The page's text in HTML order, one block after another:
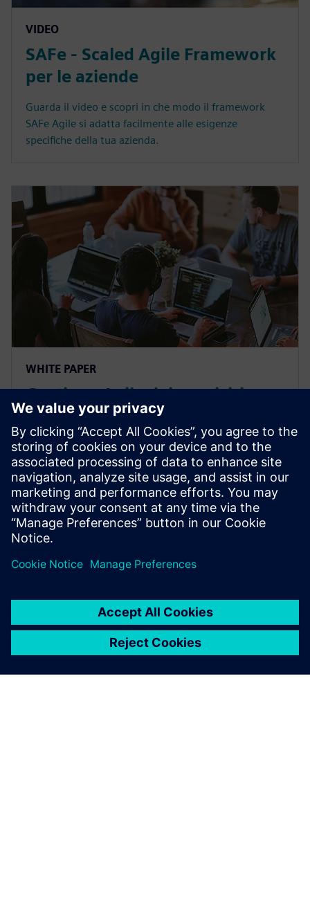
VIDEO
SAFe - Scaled Agile Framework
per le aziende
Guarda il video e scopri in che modo il framework
SAFe Agile si adatta facilmente alle esigenze
specifiche della tua azienda.
WHITE PAPER
Gestione Agile dei requisiti
software e conformità alle
normative: un approccio
pratico
Gestione Agile dei requisiti software e conformità alle
normative: un approccio pratico